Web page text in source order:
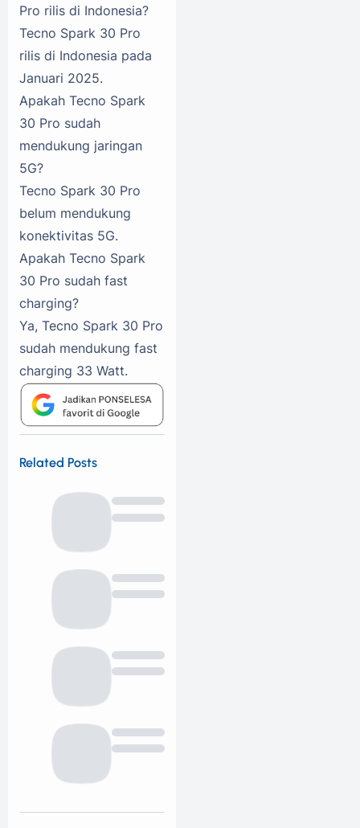
Pro rilis di Indonesia?
Tecno Spark 30 Pro
rilis di Indonesia pada
Januari 2025.
Apakah Tecno Spark
30 Pro sudah
mendukung jaringan
5G?
Tecno Spark 30 Pro
belum mendukung
konektivitas 5G.
Apakah Tecno Spark
30 Pro sudah fast
charging?
Ya, Tecno Spark 30 Pro
sudah mendukung fast
charging 33 Watt.
Related Posts